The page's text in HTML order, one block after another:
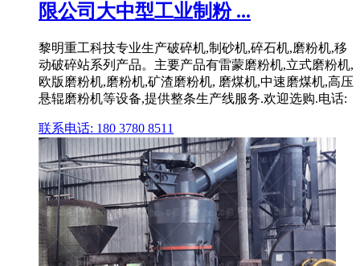
限公司大中型工业制粉 ...
黎明重工科技专业生产破碎机,制砂机,碎石机,磨粉机,移
动破碎站系列产品。主要产品有雷蒙磨粉机,立式磨粉机,
欧版磨粉机,磨粉机,矿渣磨粉机, 磨煤机,中速磨煤机,高压
悬辊磨粉机等设备,提供整条生产线服务.欢迎选购.电话:
联系电话: 180 3780 8511